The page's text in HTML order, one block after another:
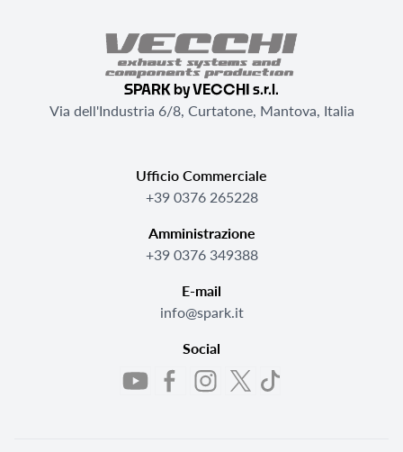
SPARK by VECCHI s.r.l.
Via dell'Industria 6/8, Curtatone, Mantova, Italia
Ufficio Commerciale
+39 0376 265228
Amministrazione
+39 0376 349388
E-mail
info@spark.it
Social